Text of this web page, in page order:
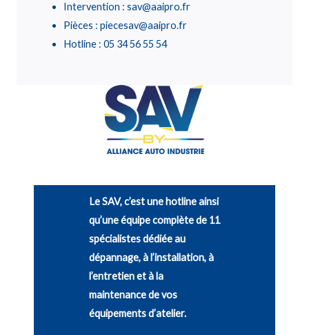
Intervention : sav@aaipro.fr
Pièces : piecesav@aaipro.fr
Hotline : 05 34 56 55 54
Le SAV, c’est une hotline ainsi
qu’une équipe complète de 11
spécialistes dédiée au
dépannage, à l’installation, à
l’entretien et à la
maintenance de vos
équipements d’atelier.